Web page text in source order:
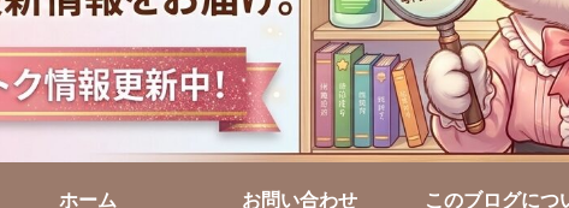
ホーム お問い合わせ このブログにつ